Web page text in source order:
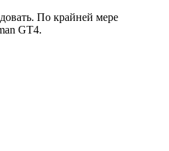
По крайней мере
GT4.